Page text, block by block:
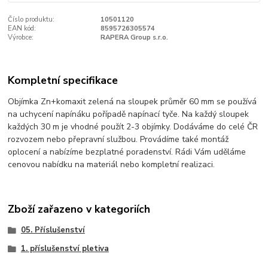
Číslo produktu:
10501120
EAN kód:
8595726305574
Výrobce:
RAPERA Group s.r.o.
Kompletní specifikace
Objímka Zn+komaxit zelená na sloupek průměr 60 mm se používá
na uchycení napínáku pořípadě napínací tyče. Na každý sloupek
každých 30 m je vhodné použít 2-3 objímky. Dodáváme do celé ČR
rozvozem nebo přepravní službou. Provádíme také montáž
oplocení a nabízíme bezplatné poradenství. Rádi Vám uděláme
cenovou nabídku na materiál nebo kompletní realizaci.
Zboží zařazeno v kategoriích
05. Příslušenství
1. příslušenství pletiva